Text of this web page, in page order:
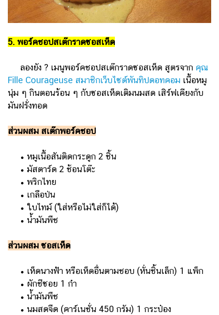
5. พอร์คชอปสเต๊กราดซอสเห็ด
ลองยัง ? เมนูพอร์คชอปสเต๊กราดซอสเห็ด สูตรจาก คุณ
Fille Courageuse สมาชิกเว็บไซต์พันทิปดอทคอม เนื้อหมู
นุ่ม ๆ กินตอนร้อน ๆ กับซอสเห็ดเติมนมสด เสิร์ฟเคียงกับ
มันฝรั่งทอด
ส่วนผสม สเต๊กพอร์คชอป
• หมูเนื้อสันติดกระดูก 2 ชิ้น
• มัสตาร์ด 2 ช้อนโต๊ะ
• พริกไทย
• เกลือป่น
• ใบไทม์ (ใส่หรือไม่ใส่ก็ได้)
• น้ำมันพืช
ส่วนผสม ซอสเห็ด
• เห็ดนางฟ้า หรือเห็ดอื่นตามชอบ (หั่นชิ้นเล็ก) 1 แพ็ก
• ผักชีซอย 1 กำ
• น้ำมันพืช
• นมสดจืด (คาร์เนชั่น 450 กรัม) 1 กระป๋อง